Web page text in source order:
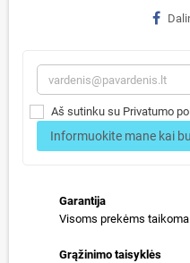
Aš sutinku su Privatumo
Informuokite mane kai
Garantija
Visoms prekėms
Grąžinimo taisyklės